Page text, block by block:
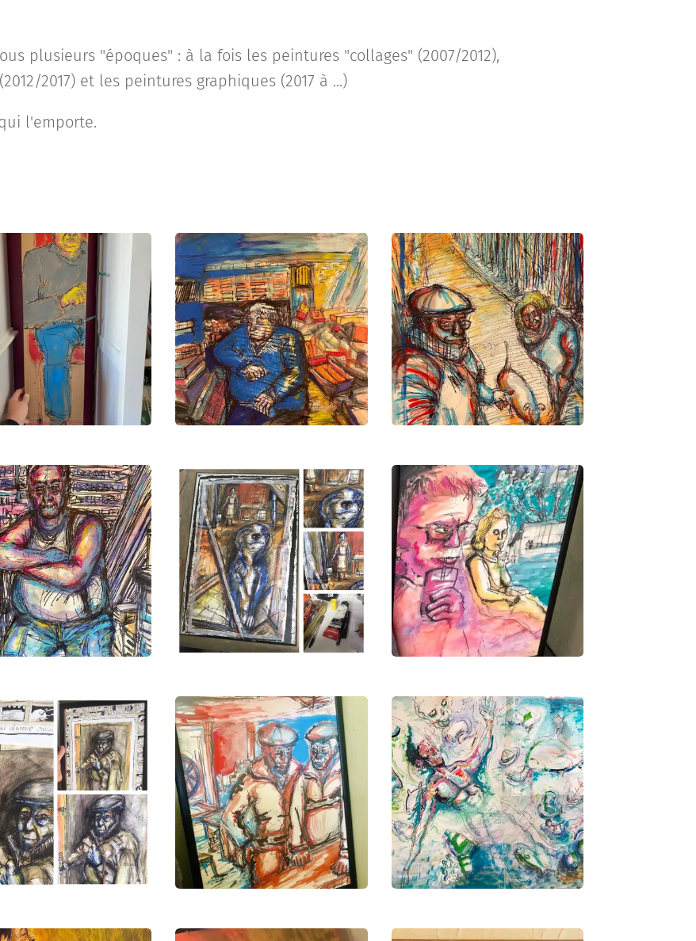
plusieurs "époques" : à la fois les peintures "collages" (2007/2012),
2017) et les peintures graphiques (2017 à ...)
l'emporte.